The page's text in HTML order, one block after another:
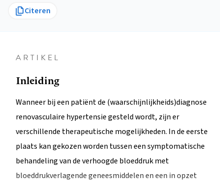
Citeren
ARTIKEL
Inleiding
Wanneer bij een patiënt de (waarschijnlijkheids)diagnose
renovasculaire hypertensie gesteld wordt, zijn er
verschillende therapeutische mogelijkheden. In de eerste
plaats kan gekozen worden tussen een symptomatische
behandeling van de verhoogde bloeddruk met
bloeddrukverlagende geneesmiddelen en een in opzet